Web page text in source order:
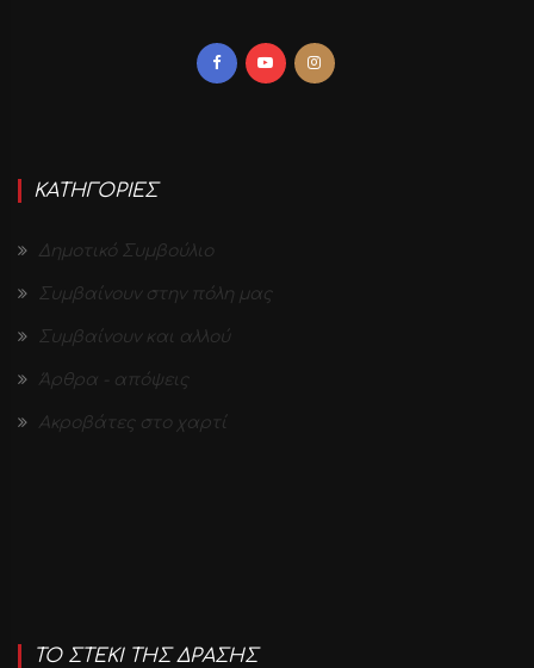
ΚΑΤΗΓΟΡΙΕΣ
Δημοτικό Συμβούλιο
Συμβαίνουν στην πόλη μας
Συμβαίνουν και αλλού
Άρθρα - απόψεις
Ακροβάτες στο χαρτί
ΤΟ ΣΤΕΚΙ ΤΗΣ ΔΡΑΣΗΣ